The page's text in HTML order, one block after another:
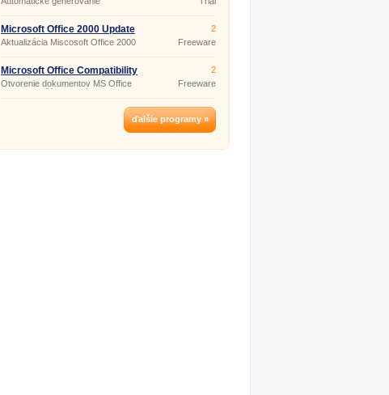
Microsoft Office 2000 Update
Service Pack 2 SR-2
Aktualizácia Miscosoft Office 2000
2
Freeware
Microsoft Office Compatibility
Pack 4
Otvorenie dokumentov MS Office
2007 v starších verziách MS Office
2
Freeware
ďalšie programy »